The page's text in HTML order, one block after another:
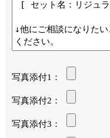
写真添付1：
写真添付2：
写真添付3：